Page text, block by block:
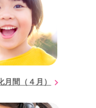
間（４月）